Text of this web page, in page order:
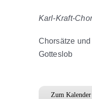
Karl-Kraft-
Chorsätze
Gotteslob
Zum